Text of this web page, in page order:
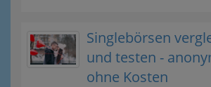
Singlebörsen
und testen -
ohne Kosten